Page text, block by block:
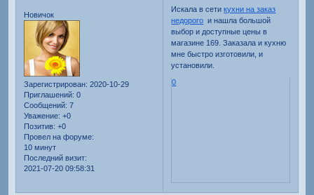
Новичок
Зарегистрирован: 2020-10-29
Приглашений: 0
Сообщений: 7
Уважение: +0
Позитив: +0
Провел на форуме:
10 минут
Последний визит:
2021-07-20 09:58:31
Искала в сетикухни на заказ
недорого и нашла большой
выбор и доступные цены в
магазине 169. Заказала и кухню
мне быстро изготовили, и
установили.
0